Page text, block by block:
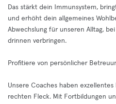
Das stärkt dein Immunsystem,
und erhöht dein allgemeines
Abwechslung für unseren Alltag,
drinnen verbringen.
Profitiere von persönlicher
Unsere Coaches haben
rechten Fleck. Mit Fortbildungen